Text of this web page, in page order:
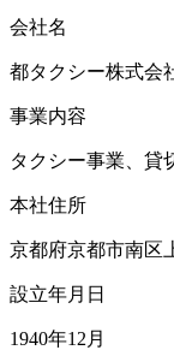
会社名
都タクシー株式会
事業内容
タクシー事業、貸
本社住所
京都府京都市南区
設立年月日
1940年12月